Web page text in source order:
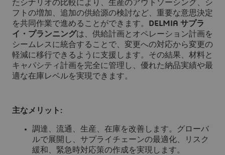
たシナリオの比較により、生産のアウトソーシング、シ
フトの増加、追加の供給源の検討など、重要な意思決定
を共同作業で進めることができます。 DELMIA サプラ
イ・プランニングは、供給計画とオペレーション計画を
シームレスに統合することで、変更への対応から変更の
軽減に移行できるように支援します。その結果、材料と
キャパシティ計画を完全に管理し、優れた納品実績や最
適な在庫レベルを実現できます。
主なメリット:
調達、流通、生産、在庫を改善します。グローバ
ルで展開し、サプライチェーンの最適化、リスク
緩和、緊急時対応策の作成を実現します。